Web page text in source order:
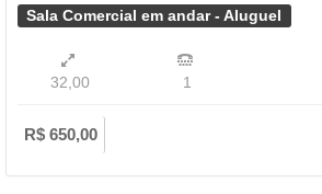
Sala Comercial em andar - Aluguel
32,00 1
R$ 650,00